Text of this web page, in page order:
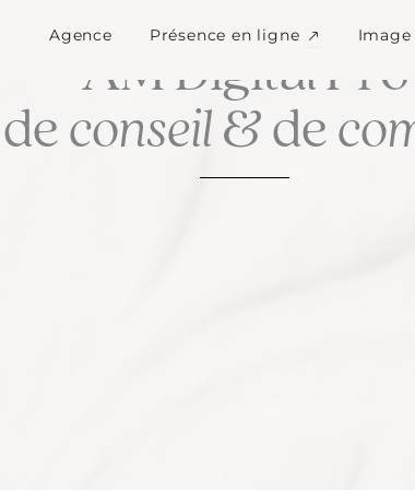
Agence Présence en ligne Ouvrir
LA CULTURE DU SUR MESURE
AM Digital Pro
conseil & de